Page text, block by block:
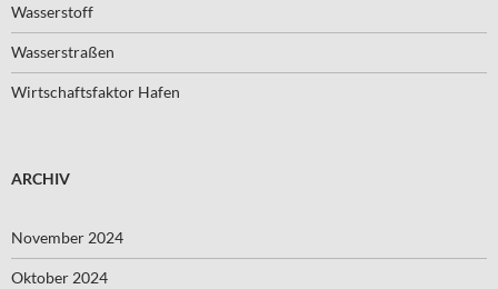
Wasserstoff
Wasserstraßen
Wirtschaftsfaktor Hafen
ARCHIV
November 2024
Oktober 2024